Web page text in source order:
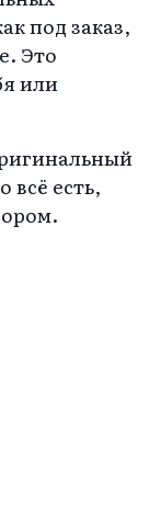
под заказ,
Это
или
всё есть,